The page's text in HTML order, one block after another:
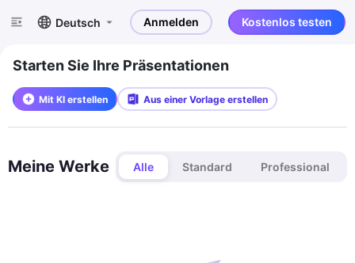
Deutsch Anmelden Kostenlos testen
Starten Sie Ihre Präsentationen
Mit KI erstellen Aus einer Vorlage erstellen
Meine Werke Alle Standard Professional